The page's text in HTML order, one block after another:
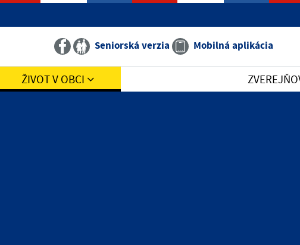
Seniorská verzia Mobilná aplikácia
ŽIVOT V OBCI